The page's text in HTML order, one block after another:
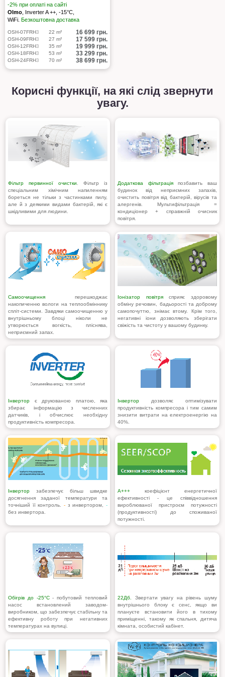
-2% при оплаті на сайті
Olmo , Inverter A ++, -15°С,
WiFi.
Безкоштовна доставка
OSH-07FRH3 22 m² 16 699 грн.
OSH-09FRH3 27 m² 17 599 грн.
OSH-12FRH3 35 m² 19 999 грн.
OSH-18FRH3 53 m² 33 299 грн.
OSH-24FRH3 70 m² 38 699 грн.
Корисні функції, на які слід звернути
увагу.
Фільтр первинної очистки . Фільтр із
спеціальним хімічним напиленням
бореться не тільки з частинками пилу,
але й з деякими видами бактерій, які є
шкідливими для людини.
Додаткова фільтраціяпозбавить ваш
будинок від неприємних запахів,
очистить повітря від бактерій, вірусів та
алергенів. Мультифільтрація =
кондиціонер + справжній очисник
повітря.
Самоочищення перешкоджає
накопиченню вологи на теплообміннику
спліт-системи. Завдяки самоочищенню у
внутрішньому блоці ніколи не
утворюється вогкість, пліснява,
неприємний запах.
Іонізатор повітрясприяє здоровому
обміну речовин, бадьорості та доброму
самопочуттю, знімає втому. Крім того,
негативні іони дозволяють зберігати
свіжість та чистоту у вашому будинку.
Інвертор є друкованою платою, яка
збирає інформацію з численних
датчиків, і обчислює необхідну
продуктивність компресора.
Інвертор дозволяє оптимізувати
продуктивність компресора і тим самим
знизити витрати на електроенергію на
40%.
Інвертор забезпечує більш швидке
досягнення заданої температури та
точніший її контроль. - з инвертором, -
без инвертора.
A+++ коефіцієнт енергетичної
ефективності - це співвідношення
вироблюваної пристроєм потужності
(продуктивності) до споживаної
потужності.
Обігрів до -25°С- побутовий тепловий
насос встановлений заводом-
виробником, що забезпечує стабільну та
ефективну роботу при негативних
температурах на вулиці.
22Дб.
Звертати увагу на рівень шуму
внутрішнього блоку є сенс, якщо ви
плануєте встановити його в тихому
приміщенні, такому як спальня, дитяча
кімната, особистий кабінет.